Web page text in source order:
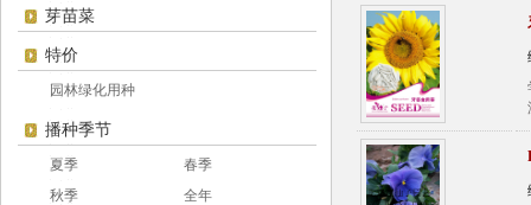
芽苗菜
特价
园林绿化用种
播种季节
夏季
春季
秋季
全年